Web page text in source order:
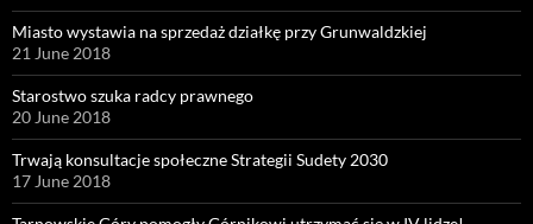
Miasto wystawia na sprzedaż działkę przy Grunwaldzkiej
21 June 2018
Starostwo szuka radcy prawnego
20 June 2018
Trwają konsultacje społeczne Strategii Sudety 2030
17 June 2018